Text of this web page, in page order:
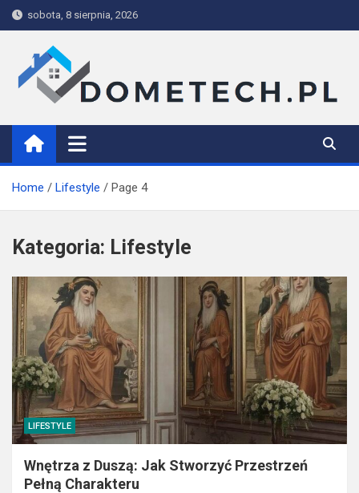
Skip
to
sobota, 8 sierpnia, 2026
Dometech
Home Lifestyle Page 4
Kategoria: Lifestyle
LIFESTYLE
Wnętrza z Duszą: Jak Stworzyć Przestrzeń
Pełną Charakteru